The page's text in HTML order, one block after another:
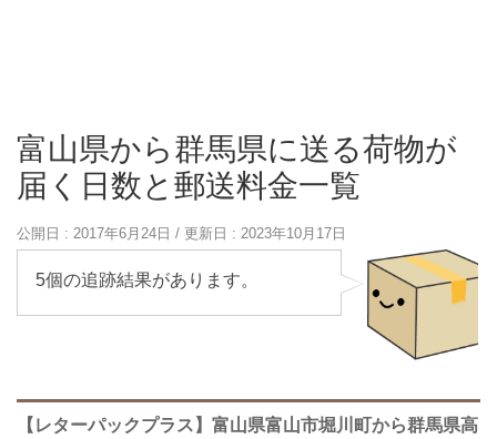
富山県から群馬県に送る荷物が
届く日数と郵送料金一覧
公開日 : 2017年6月24日 / 更新日 : 2023年10月17日
5個の追跡結果があります。
【レターパックプラス】富山県富山市堀川町から群馬県高